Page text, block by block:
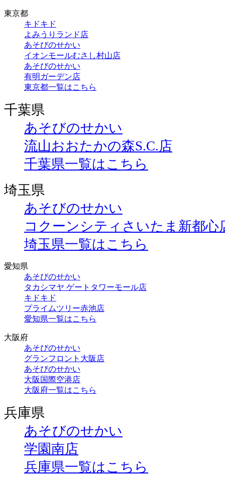
東京都
キドキド
よみうりランド店
あそびのせかい
イオンモールむさし村山店
あそびのせかい
有明ガーデン店
東京都一覧はこちら
千葉県
あそびのせかい
流山おおたかの森S.C.店
千葉県一覧はこちら
埼玉県
あそびのせかい
コクーンシティさいたま新都心
埼玉県一覧はこちら
愛知県
あそびのせかい
タカシマヤ ゲートタワーモール店
キドキド
プライムツリー赤池店
愛知県一覧はこちら
大阪府
あそびのせかい
グランフロント大阪店
あそびのせかい
大阪国際空港店
大阪府一覧はこちら
兵庫県
あそびのせかい
学園南店
兵庫県一覧はこちら